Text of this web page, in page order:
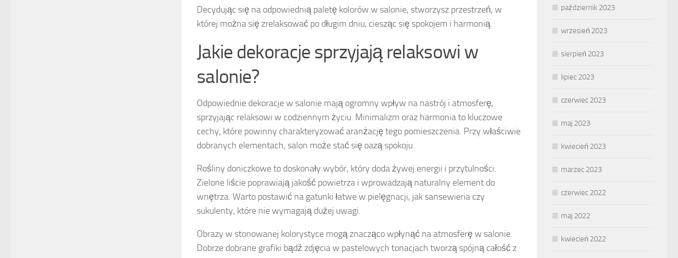
Decydując się na odpowiednią paletę kolorów w salonie, stworzysz przestrzeń, w
której można się zrelaksować po długim dniu, ciesząc się spokojem i harmonią.
Jakie dekoracje sprzyjają relaksowi w
salonie?
Odpowiednie dekoracje w salonie mają ogromny wpływ na nastrój i atmosferę,
sprzyjając relaksowi w codziennym życiu. Minimalizm oraz harmonia to kluczowe
cechy, które powinny charakteryzować aranżację tego pomieszczenia. Przy właściwie
dobranych elementach, salon może stać się oazą spokoju.
Rośliny doniczkowe to doskonały wybór, który doda żywej energii i przytulności.
Zielone liście poprawiają jakość powietrza i wprowadzają naturalny element do
wnętrza. Warto postawić na gatunki łatwe w pielęgnacji, jak sansewieria czy
sukulenty, które nie wymagają dużej uwagi.
Obrazy w stonowanej kolorystyce mogą znacząco wpłynąć na atmosferę w salonie.
Dobrze dobrane grafiki bądź zdjęcia w pastelowych tonacjach tworzą spójną całość z
październik 2023
wrzesień 2023
sierpień 2023
lipiec 2023
czerwiec 2023
maj 2023
kwiecień 2023
marzec 2023
czerwiec 2022
maj 2022
kwiecień 2022